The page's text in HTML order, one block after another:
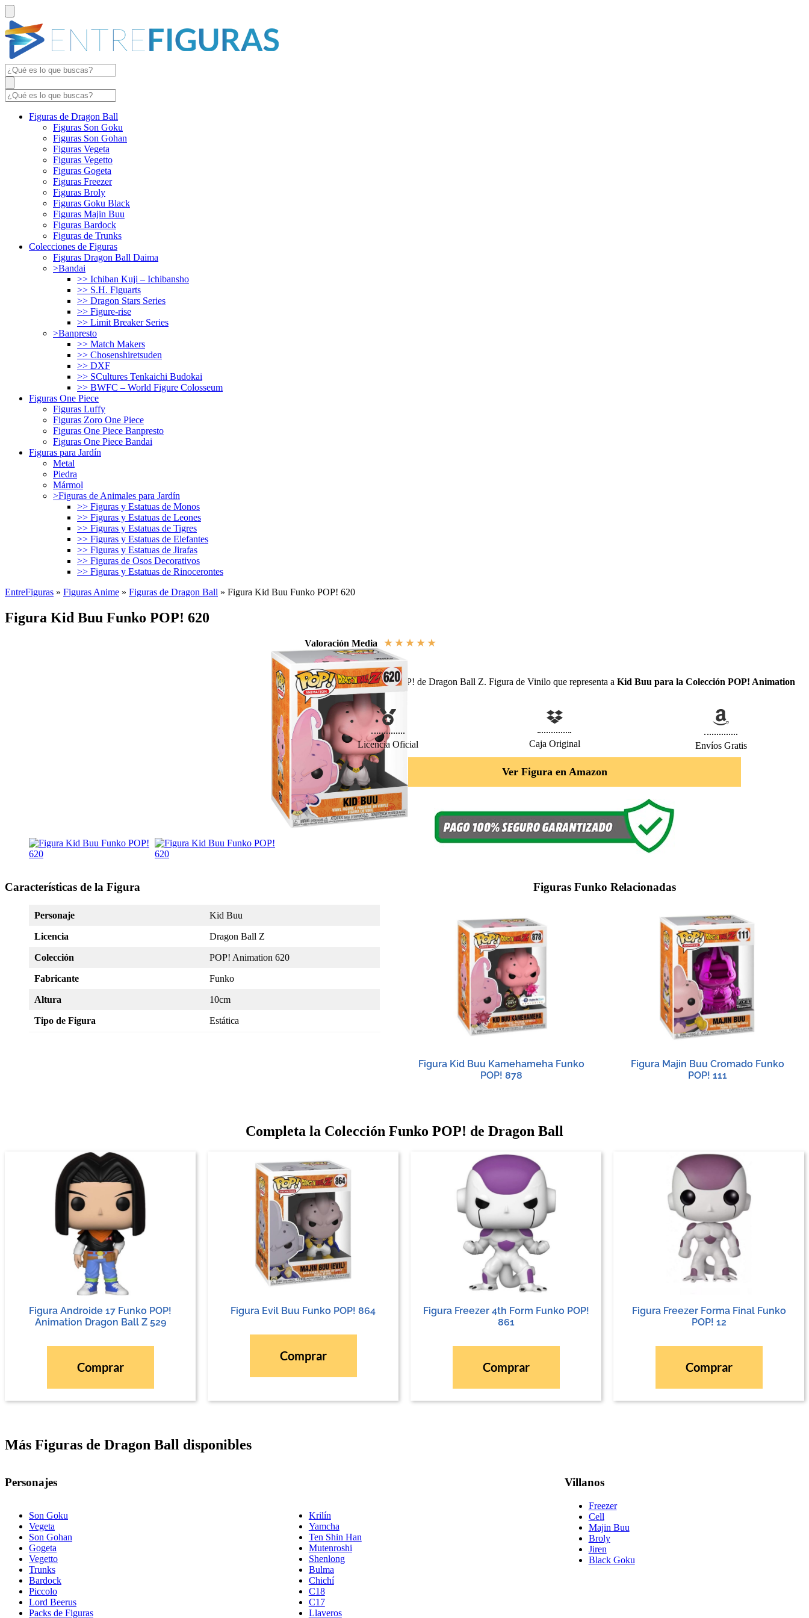
Figuras de Dragon Ball
Figuras Son Goku
Figuras Son Gohan
Figuras Vegeta
Figuras Vegetto
Figuras Gogeta
Figuras Freezer
Figuras Broly
Figuras Goku Black
Figuras Majin Buu
Figuras Bardock
Figuras de Trunks
Colecciones de Figuras
Figuras Dragon Ball Daima
>Bandai
>> Ichiban Kuji – Ichibansho
>> S.H. Figuarts
>> Dragon Stars Series
>> Figure-rise
>> Limit Breaker Series
>Banpresto
>> Match Makers
>> Chosenshiretsuden
>> DXF
>> SCultures Tenkaichi Budokai
>> BWFC – World Figure Colosseum
Figuras One Piece
Figuras Luffy
Figuras Zoro One Piece
Figuras One Piece Banpresto
Figuras One Piece Bandai
Figuras para Jardín
Metal
Piedra
Mármol
>Figuras de Animales para Jardín
>> Figuras y Estatuas de Monos
>> Figuras y Estatuas de Leones
>> Figuras y Estatuas de Tigres
>> Figuras y Estatuas de Elefantes
>> Figuras y Estatuas de Jirafas
>> Figuras de Osos Decorativos
>> Figuras y Estatuas de Rinocerontes
EntreFiguras » Figuras Anime » Figuras de Dragon Ball » Figura Kid Buu Funko POP! 620
Figura Kid Buu Funko POP! 620
Valoración Media ★ ★ ★ ★ ★
Colecciona los Funkos POP! de Dragon Ball Z. Figura de Vinilo que representa aKid Buu para la Colección POP! Animation
de Funko, Serie 620.
Licencia Oficial Caja Original Envíos Gratis
Ver Figura en Amazon
Características de la Figura
Personaje Kid Buu
Licencia Dragon Ball Z
Colección POP! Animation 620
Fabricante Funko
Altura 10cm
Tipo de Figura Estática
Figuras Funko Relacionadas
Figura Kid Buu Kamehameha Funko
POP! 878
Figura Majin Buu Cromado Funko
POP! 111
Completa la Colección Funko POP! de Dragon Ball
Figura Androide 17 Funko POP!
Animation Dragon Ball Z 529
Comprar
Figura Evil Buu Funko POP! 864
Comprar
Figura Freezer 4th Form Funko POP!
861
Comprar
Figura Freezer Forma Final Funko
POP! 12
Comprar
Más Figuras de Dragon Ball disponibles
Personajes
Son Goku
Vegeta
Son Gohan
Gogeta
Vegetto
Trunks
Bardock
Piccolo
Lord Beerus
Packs de Figuras
Krilín
Yamcha
Ten Shin Han
Mutenroshi
Shenlong
Bulma
Chichí
C18
C17
Llaveros
Villanos
Freezer
Cell
Majin Buu
Broly
Jiren
Black Goku